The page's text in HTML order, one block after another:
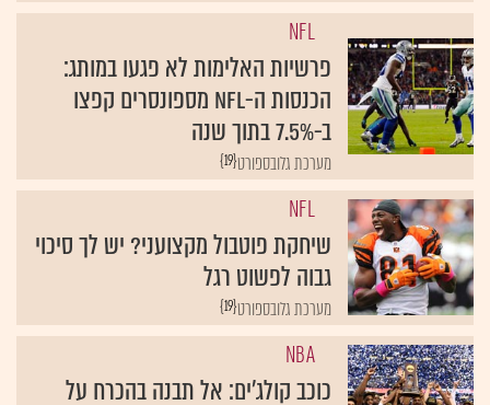
NFL
פרשיות האלימות לא פגעו במותג:
הכנסות ה-NFL מספונסרים קפצו
ב-7.5% בתוך שנה
{19}מערכת גלובספורט
NFL
שיחקת פוטבול מקצועני? יש לך סיכוי
גבוה לפשוט רגל
{19}מערכת גלובספורט
NBA
כוכב קולג'ים: אל תבנה בהכרח על